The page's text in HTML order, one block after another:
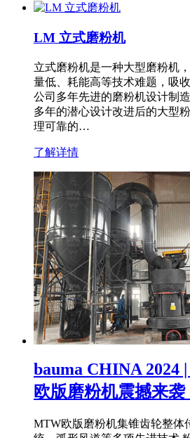
LM 立式磨粉机
立式磨粉机是一种大型磨粉机
量低、耗能高等技术难题，吸
公司多年先进的磨粉机设计制
多年的潜心设计改进后的大型
理可靠的…
了解详情
bauma CHINA 2024
欧版磨粉机震撼来袭
MTW欧版磨粉机集锥齿轮整体